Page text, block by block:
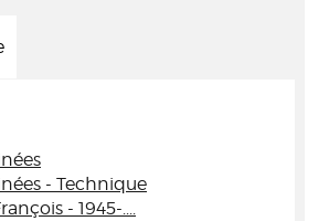
- Technique
- 1945-....